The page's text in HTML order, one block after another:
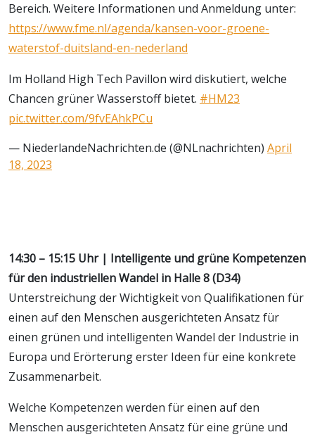
Bereich. Weitere Informationen und Anmeldung unter:
https://www.fme.nl/agenda/kansen-voor-groene-
waterstof-duitsland-en-nederland
Im Holland High Tech Pavillon wird diskutiert, welche
Chancen grüner Wasserstoff bietet. #HM23
pic.twitter.com/9fvEAhkPCu
— NiederlandeNachrichten.de (@NLnachrichten) April
18, 2023
14:30 – 15:15 Uhr | Intelligente und grüne Kompetenzen
für den industriellen Wandel in Halle 8 (D34)
Unterstreichung der Wichtigkeit von Qualifikationen für
einen auf den Menschen ausgerichteten Ansatz für
einen grünen und intelligenten Wandel der Industrie in
Europa und Erörterung erster Ideen für eine konkrete
Zusammenarbeit.
Welche Kompetenzen werden für einen auf den
Menschen ausgerichteten Ansatz für eine grüne und